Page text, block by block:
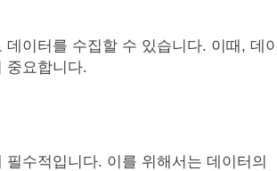
이터를 수집할 수 있습니다. 이때, 데이
중요합니다.
수적입니다. 이를 위해서는 데이터의